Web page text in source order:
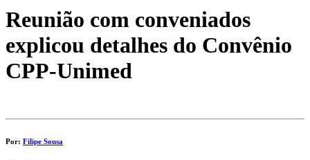
Reunião com conveniados
explicou detalhes do Convênio
CPP-Unimed
Por: Filipe Sousa